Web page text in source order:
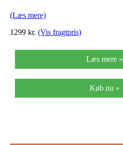
(Læs mere)
1299 kr. (Vis fragtpris)
Læs mere »
Køb nu »